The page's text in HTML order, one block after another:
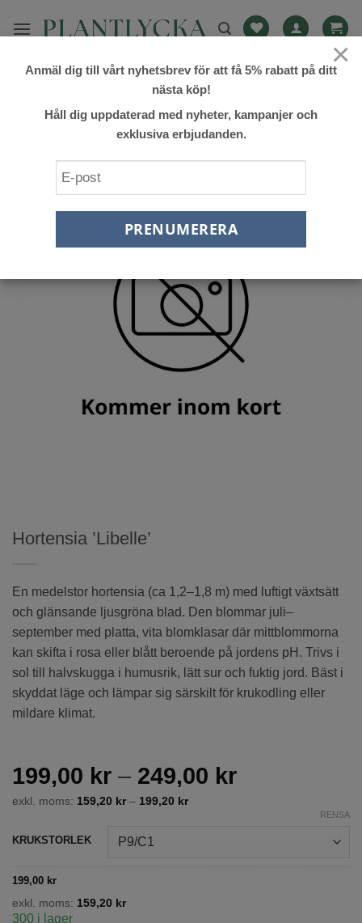
FILTRERA
Hortensia ’Libelle’
En medelstor hortensia (ca 1,2–1,8 m) med luftigt växtsätt
och glänsande ljusgröna blad. Den blommar juli–
september med platta, vita blomklasar där mittblommorna
kan skifta i rosa eller blått beroende på jordens pH. Trivs i
sol till halvskugga i humusrik, lätt sur och fuktig jord. Bäst i
skyddat läge och lämpar sig särskilt för krukodling eller
mildare klimat.
199,00 kr – 249,00 krPrisintervall:
249,00 kr
exkl. moms: 159,20 kr– 199,20 kr
KRUKSTORLEK
RENSA
199,00 kr
exkl. moms: 159,20 kr
300 i lager
×
Anmäl dig till vårt nyhetsbrev för att få 5% rabatt på ditt
nästa köp!
Håll dig uppdaterad med nyheter, kampanjer och
exklusiva erbjudanden.